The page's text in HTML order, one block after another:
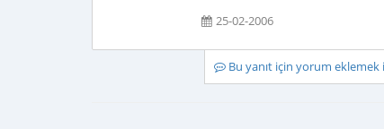
25-02-2006
Bu yanıt için yorum